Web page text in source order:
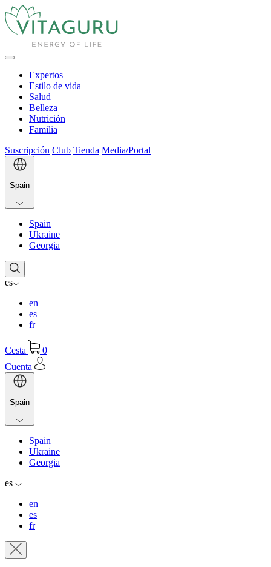
Expertos
Estilo de vida
Salud
Belleza
Nutrición
Familia
Suscripción Club Tienda Media/Portal
Spain
Spain
Ukraine
Georgia
es
en
es
fr
Cesta
0
Cuenta
Spain
Spain
Ukraine
Georgia
es
en
es
fr